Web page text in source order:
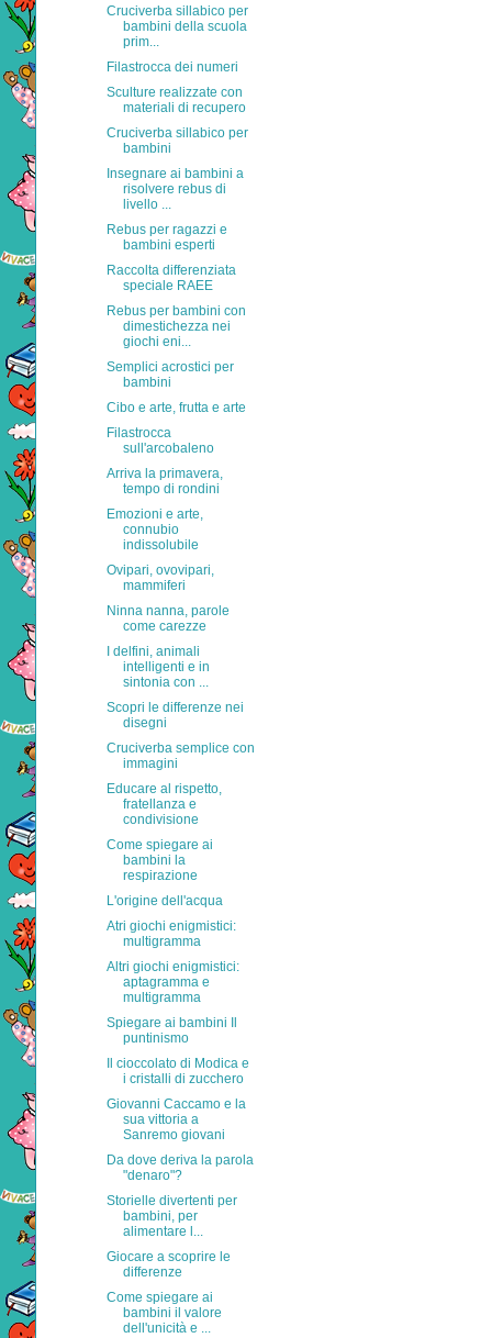
Cruciverba sillabico per
bambini della scuola
prim...
Filastrocca dei numeri
Sculture realizzate con
materiali di recupero
Cruciverba sillabico per
bambini
Insegnare ai bambini a
risolvere rebus di
livello ...
Rebus per ragazzi e
bambini esperti
Raccolta differenziata
speciale RAEE
Rebus per bambini con
dimestichezza nei
giochi eni...
Semplici acrostici per
bambini
Cibo e arte, frutta e arte
Filastrocca
sull'arcobaleno
Arriva la primavera,
tempo di rondini
Emozioni e arte,
connubio
indissolubile
Ovipari, ovovipari,
mammiferi
Ninna nanna, parole
come carezze
I delfini, animali
intelligenti e in
sintonia con ...
Scopri le differenze nei
disegni
Cruciverba semplice con
immagini
Educare al rispetto,
fratellanza e
condivisione
Come spiegare ai
bambini la
respirazione
L'origine dell'acqua
Atri giochi enigmistici:
multigramma
Altri giochi enigmistici:
aptagramma e
multigramma
Spiegare ai bambini Il
puntinismo
Il cioccolato di Modica e
i cristalli di zucchero
Giovanni Caccamo e la
sua vittoria a
Sanremo giovani
Da dove deriva la parola
"denaro"?
Storielle divertenti per
bambini, per
alimentare l...
Giocare a scoprire le
differenze
Come spiegare ai
bambini il valore
dell'unicità e ...